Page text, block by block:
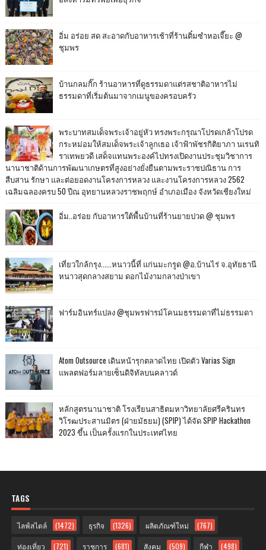
อิ่ม อร่อย สด สะอาดกับอาหารเช้าที่ร้านติ๋มซำหอเจี๊ยะ @
ชุมพร
บ้านกลมกิ๊ก ร้านอาหารที่ดูธรรมดาแต่รสชาติอาหารไม่
ธรรมดาที่เริ่มต้นมาจากเมนูของครอบครัว
พระบาทสมเด็จพระเจ้าอยู่หัว ทรงพระกรุณาโปรดเกล้าโปรด
กระหม่อมให้สมเด็จพระเจ้าลูกเธอ เจ้าฟ้าพัชรกิติยาภา นเรนทิ
ราเทพยวดี เสด็จแทนพระองค์ไปทรงเปิดงานประชุมวิชาการ
นานาชาติด้านการพัฒนาเกษตรที่สูงอย่างยั่งยืนตามพระราชปณิธาน การ
สืบสาน รักษา และต่อยอดงานโครงการหลวง และงานโครงการหลวง 2562
เฉลิมฉลองครบ 50 ปีณ อุทยานหลวงราชพฤกษ์ อำเภอเมือง จังหวัดเชียงใหม่
อิ่ม..อร่อย กับอาหารใต้พื้นบ้านที่ร้านยายปวด @ ชุมพร
เที่ยวใกล้กรุง......หนาวนี้ที่ แก่นมะกรูด @อ.บ้านไร่ จ.อุทัยธานี
หนาวสุดกลางสยาม ดอกไม้งามกลางป่าเขา
ฟาร์มอินทร์แปลง @ชุมพรฟารม์โคนมธรรมดาที่ไม่ธรรมดา
Atom Outsource เดินหน้ารุกตลาดไทย เปิดตัว Varias Sign
แพลตฟอร์มลายเซ็นดิจิทัลบนคลาวด์
หลักสูตรนานาชาติ โรงเรียนสาธิตมหาวิทยาลัยศรีครินทร
วิโรฒประสานมิตร (ฝ่ายมัธยม) (SPIP) ได้จัด SPIP Hackathon
2023 ขึ้น เป็นครั้งแรกในประเทศไทย
TAGS
ไลฟ์สไตล์ (1472) ธุรกิจ (1326) ผลิตภัณฑ์ใหม่ (767)
ท่องเที่ยว (721) ราชการ (681) สังคม (509) กีฬา (498)